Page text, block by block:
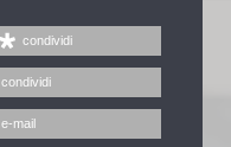
condividi
condividi
e-mail